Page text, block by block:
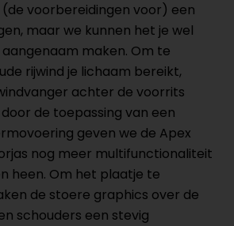
voorbereidingen voor) een
maar we kunnen het je wel
aangenaam maken. Om te
rijwind je lichaam bereikt,
achter de voorrits
de toepassing van een
geven we de Apex
nog meer multifunctionaliteit
heen. Om het plaatje te
de stoere graphics over de
schouders een stevig